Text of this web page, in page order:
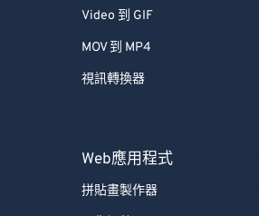
Video 到 GIF
MOV 到 MP4
視訊轉換器
Web應用程式
拼貼畫製作器